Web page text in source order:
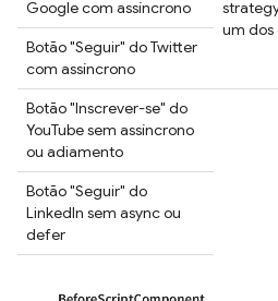
Google com assíncrono
um dos
Botão "Seguir" do Twitter
com assíncrono
Botão "Inscrever-se" do
YouTube sem assíncrono
ou adiamento
Botão "Seguir" do
LinkedIn sem async ou
defer